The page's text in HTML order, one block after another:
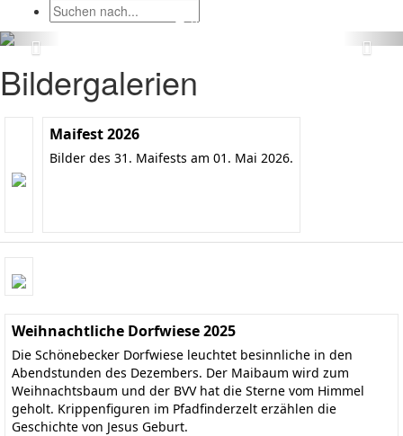
Bildergalerien
Maifest 2026
Bilder des 31. Maifests am 01. Mai 2026.
Weihnachtliche Dorfwiese 2025
Die Schönebecker Dorfwiese leuchtet besinnliche in den
Abendstunden des Dezembers. Der Maibaum wird zum
Weihnachtsbaum und der BVV hat die Sterne vom Himmel
geholt. Krippenfiguren im Pfadfinderzelt erzählen die
Geschichte von Jesus Geburt.